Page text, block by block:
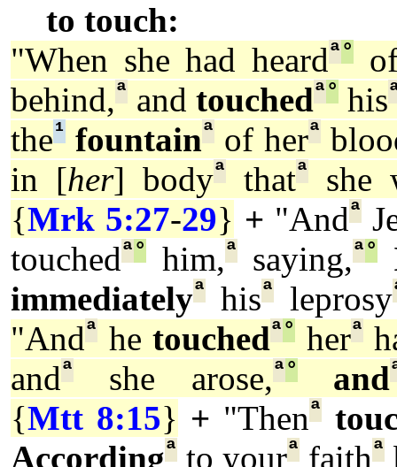
to touch:
"When she had heardª°
behind,ª andtouchedª° his
the¹ fountainª of herª
in [her] bodyª thatª
she
{Mrk 5:27-29} + "Andª
touchedª° him,ªsaying,ª°
immediatelyª hisª leprosy
"Andª hetouchedª° herª
andª she arose,ª° and
{Mtt 8:15} + "Thenª
Accordingª to yourª faithª